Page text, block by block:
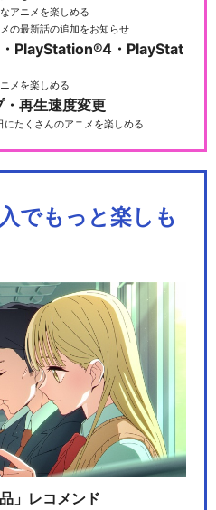
アニメを楽しめる
の最新話の追加をお知らせ
PlayStation®4・PlayStat
メを楽しめる
再生速度変更
たくさんのアニメを楽しめる
でもっと楽しも
」レコメンド